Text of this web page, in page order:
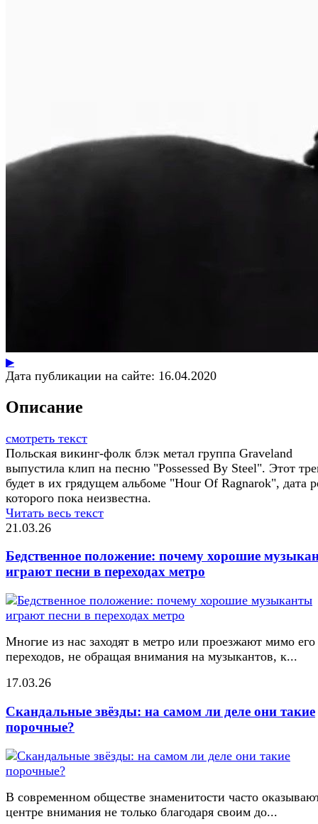
▶
Дата публикации на сайте: 16.04.2020
Описание
смотреть текст
Польская викинг-фолк блэк метал группа Graveland
выпустила клип на песню "Possessed By Steel". Этот
будет в их грядущем альбоме "Hour Of Ragnarok", дата
которого пока неизвестна.
Читать весь текст
21.03.26
Бедственное положение: почему хорошие
играют песни в переходах метро
Многие из нас заходят в метро или проезжают мимо его
переходов, не обращая внимания на музыкантов, к...
17.03.26
Скандальные звёзды: на самом ли деле они такие
порочные?
В современном обществе знаменитости часто
центре внимания не только благодаря своим до...